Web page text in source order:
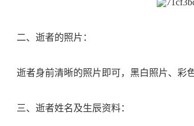
二、逝者的照片：
逝者身前清晰的照片即可，黑白照片、彩色
三、逝者姓名及生辰资料：